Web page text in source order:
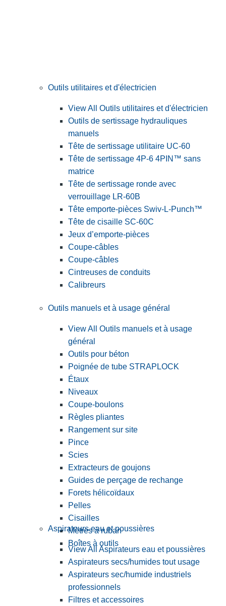
Outils utilitaires et d'électricien
View All Outils utilitaires et d'électricien
Outils de sertissage hydrauliques
manuels
Tête de sertissage utilitaire UC-60
Tête de sertissage 4P-6 4PIN™ sans
matrice
Tête de sertissage ronde avec
verrouillage LR-60B
Tête emporte-pièces Swiv-L-Punch™
Tête de cisaille SC-60C
Jeux d’emporte-pièces
Coupe-câbles
Coupe-câbles
Cintreuses de conduits
Calibreurs
Outils manuels et à usage général
View All Outils manuels et à usage
général
Outils pour béton
Poignée de tube STRAPLOCK
Étaux
Niveaux
Coupe-boulons
Règles pliantes
Rangement sur site
Pince
Scies
Extracteurs de goujons
Guides de perçage de rechange
Forets hélicoïdaux
Pelles
Cisailles
Mètres à ruban
Boîtes à outils
Aspirateurs eau et poussières
View All Aspirateurs eau et poussières
Aspirateurs secs/humides tout usage
Aspirateurs sec/humide industriels
professionnels
Filtres et accessoires